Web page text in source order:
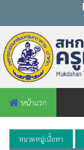
หน้าแรก
หมวดหมู่เนื้อหา